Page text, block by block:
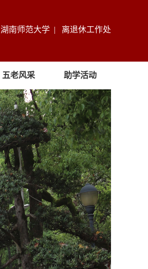
湖南师范大学 | 离退休工作处
五老风采 助学活动